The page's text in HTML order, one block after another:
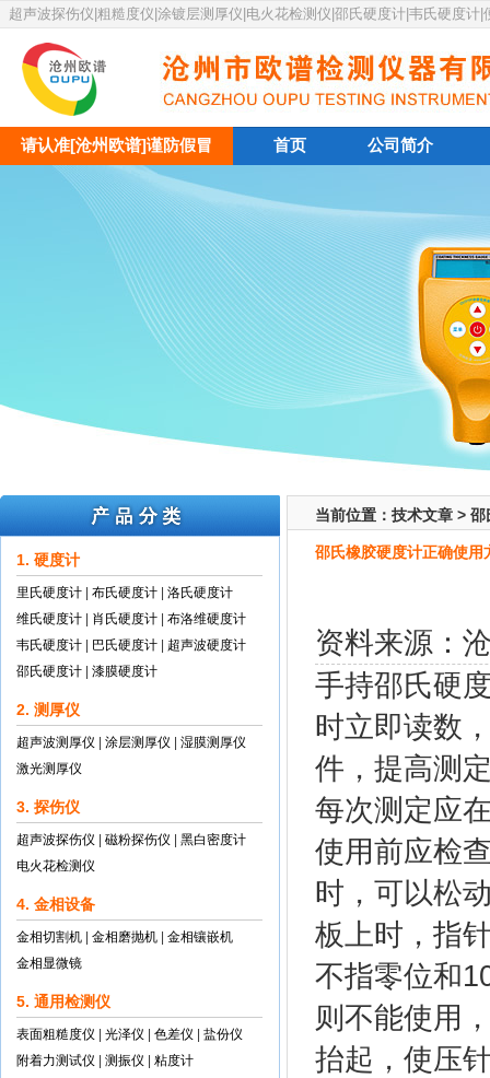
超声波探伤仪|粗糙度仪|涂镀层测厚仪|电火花检测仪|邵氏硬度计|韦氏硬度计|
请认准[沧州欧谱]谨防假冒 首页 公司简介
1. 硬度计
里氏硬度计 布氏硬度计
洛氏硬度计
维氏硬度计
肖氏硬度计
布洛维硬度计
韦氏硬度计
巴氏硬度计
超声波硬度计
邵氏硬度计
漆膜硬度计
2. 测厚仪
超声波测厚仪 涂层测厚仪
湿膜测厚仪
激光测厚仪
3. 探伤仪
超声波探伤仪 磁粉探伤仪
黑白密度计
电火花检测仪
4. 金相设备
金相切割机 金相磨抛机
金相镶嵌机
金相显微镜
5. 通用检测仪
表面粗糙度仪 光泽仪 色差仪
盐份仪
附着力测试仪
测振仪
粘度计
当前位置： 技术文章 > 邵
邵氏橡胶硬度计正确使用
资料来源：
手持邵氏硬
时立即读数
件，提高测
每次测定应
使用前应检
时，可以松
板上时，指
不指零位和
则不能使用
抬起，使压